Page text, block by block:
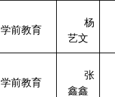
学前教育
杨
艺文
学前教育
张
鑫鑫